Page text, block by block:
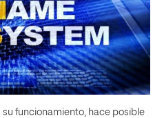
funcionamiento, hace posible